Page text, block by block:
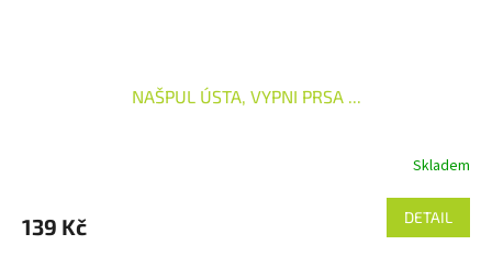
NAŠPUL ÚSTA, VYPNI PRSA ...
Skladem
139 Kč DETAIL